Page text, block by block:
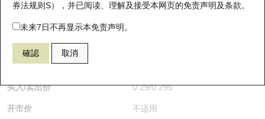
券法规则S），并已阅读、理解及接受本网页的免责声明及条款。
未来7日不再显示本免责声明。
確認 取消
59953 瑞银熊证 1024 快手
$0.29 即时
买入/卖出价 0.29/0.295
开市价 不适用
即将到期认股证
认股证到期结算价查找
认股证分析仪
认股证速算机
牛熊证街货分布图
正股牛熊证列表
新发行瑞银牛熊证
已收回牛熊证剩余价值
十天股证占大市成交
资金流
街货统计
三十大平均引伸波幅
恒指成份股
国指成份股
科指成份股
相关资产沽空
讲座及教育短片
认股证投资者教育
牛熊证投资者教育
认股证牛熊证常问问题